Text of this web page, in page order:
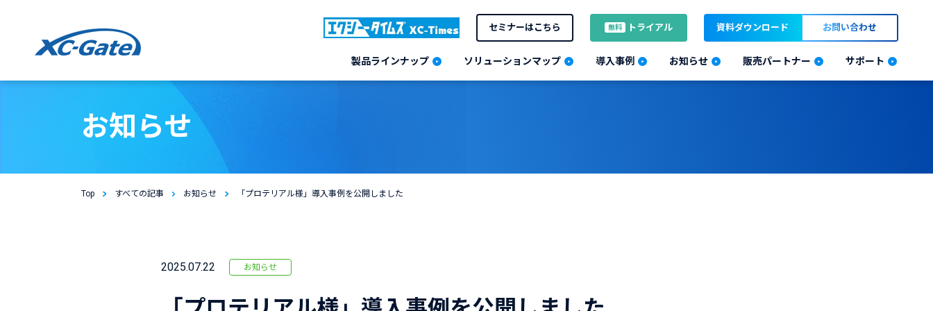
セミナーはこちら 無料 トライアル 資料ダウンロード お問い合わせ
製品ラインナップ ソリューションマップ 導入事例 お知らせ 販売パートナー サポート
お知らせ
Top すべての記事 お知らせ 「プロテリアル様」導入事例を公開しました
2025.07.22 お知らせ